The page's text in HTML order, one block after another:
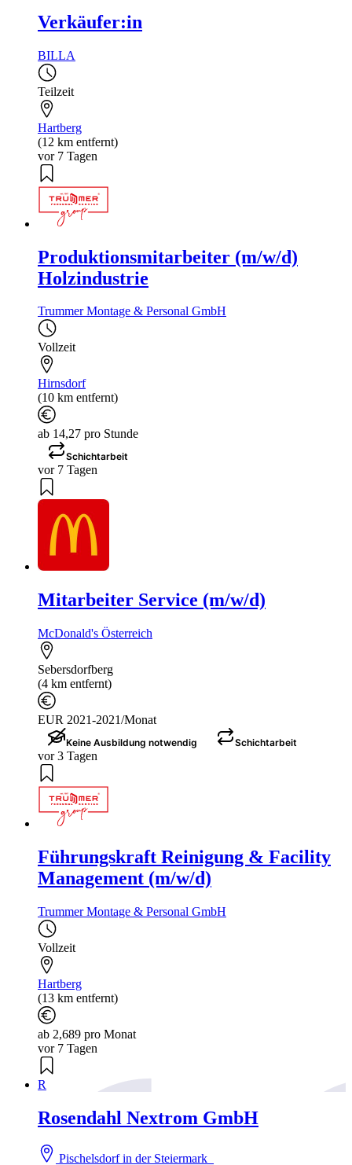
Verkäufer:in
BILLA
Teilzeit
Hartberg
(12 km entfernt)
vor 7 Tagen
Produktionsmitarbeiter (m/w/d)
Holzindustrie
Trummer Montage & Personal GmbH
Vollzeit
Hirnsdorf
(10 km entfernt)
ab 14,27 pro Stunde
Schichtarbeit
vor 7 Tagen
Mitarbeiter Service (m/w/d)
McDonald's Österreich
Sebersdorfberg
(4 km entfernt)
EUR 2021-2021/Monat
Keine Ausbildung notwendig Schichtarbeit
vor 3 Tagen
Führungskraft Reinigung & Facility
Management (m/w/d)
Trummer Montage & Personal GmbH
Vollzeit
Hartberg
(13 km entfernt)
ab 2,689 pro Monat
vor 7 Tagen
R
Rosendahl Nextrom GmbH
Pischelsdorf in der Steiermark